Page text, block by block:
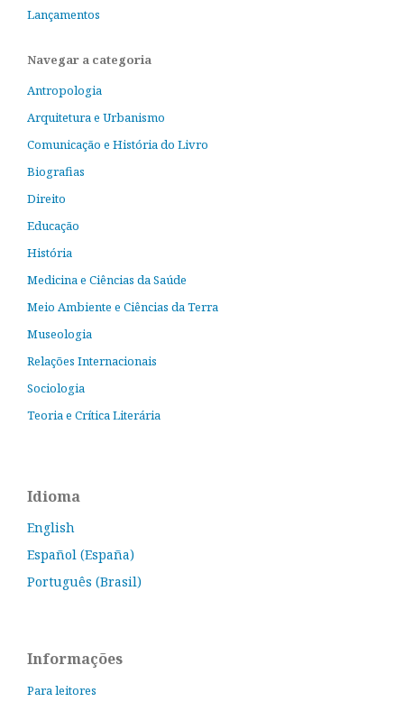
Lançamentos
Navegar a categoria
Antropologia
Arquitetura e Urbanismo
Comunicação e História do Livro
Biografias
Direito
Educação
História
Medicina e Ciências da Saúde
Meio Ambiente e Ciências da Terra
Museologia
Relações Internacionais
Sociologia
Teoria e Crítica Literária
Idioma
English
Español (España)
Português (Brasil)
Informações
Para leitores